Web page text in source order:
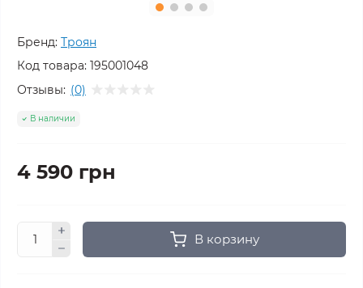
Бренд: Троян
Код товара: 195001048
Отзывы: (0)
В наличии
4 590 грн
В корзину